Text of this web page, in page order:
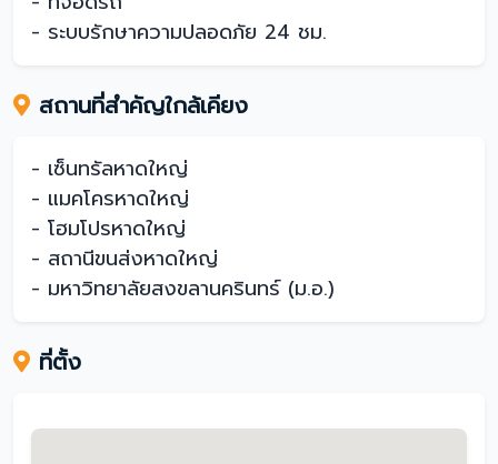
- ระบบรักษาความปลอดภัย 24 ชม.
สถานที่สำคัญใกล้เคียง
- เซ็นทรัลหาดใหญ่
- แมคโครหาดใหญ่
- โฮมโปรหาดใหญ่
- สถานีขนส่งหาดใหญ่
- มหาวิทยาลัยสงขลานครินทร์ (ม.อ.)
ที่ตั้ง